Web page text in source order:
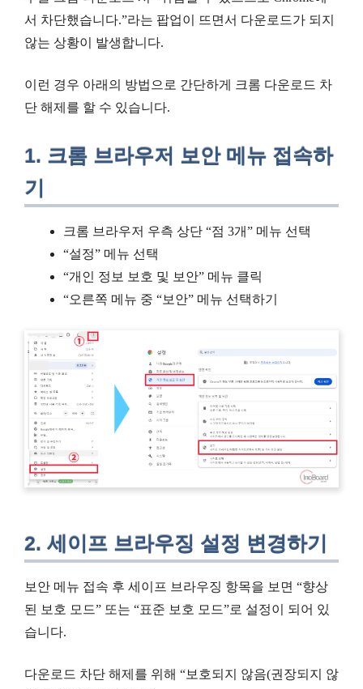
서 차단했습니다.”라는 팝업이 뜨면서 다운로드가 되지
않는 상황이 발생합니다.
이런 경우 아래의 방법으로 간단하게 크롬 다운로드 차
단 해제를 할 수 있습니다.
1. 크롬 브라우저 보안 메뉴 접속하
기
크롬 브라우저 우측 상단 “점 3개” 메뉴 선택
“설정” 메뉴 선택
“개인 정보 보호 및 보안” 메뉴 클릭
“오른쪽 메뉴 중 “보안” 메뉴 선택하기
2. 세이프 브라우징 설정 변경하기
보안 메뉴 접속 후 세이프 브라우징 항목을 보면 “향상
된 보호 모드” 또는 “표준 보호 모드”로 설정이 되어 있
습니다.
다운로드 차단 해제를 위해 “보호되지 않음(권장되지 않